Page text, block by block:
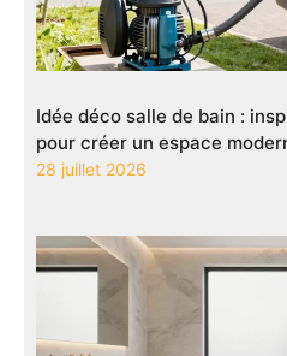
Idée déco salle de bain :
pour créer un espace
28 juillet 2026